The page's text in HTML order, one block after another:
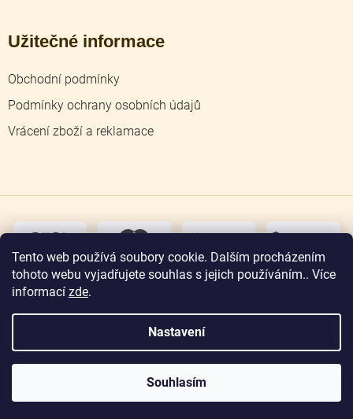
Tento web používá soubory cookie. Dalším procházením
tohoto webu vyjadřujete souhlas s jejich používáním.. Více
informací zde.
Nastavení
Souhlasím
Užitečné informace
Obchodní podmínky
Podmínky ochrany osobních údajů
Vrácení zboží a reklamace
osobní
Copyright 2026Zlatnictví Jičín. Všechna práva
vyhrazena.